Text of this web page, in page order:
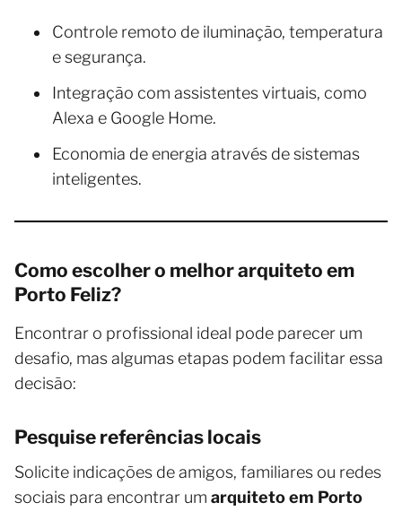
Controle remoto de iluminação, temperatura
e segurança.
Integração com assistentes virtuais, como
Alexa e Google Home.
Economia de energia através de sistemas
inteligentes.
Como escolher o melhor arquiteto em
Porto Feliz?
Encontrar o profissional ideal pode parecer um
desafio, mas algumas etapas podem facilitar essa
decisão:
Pesquise referências locais
Solicite indicações de amigos, familiares ou redes
sociais para encontrar um arquiteto em Porto